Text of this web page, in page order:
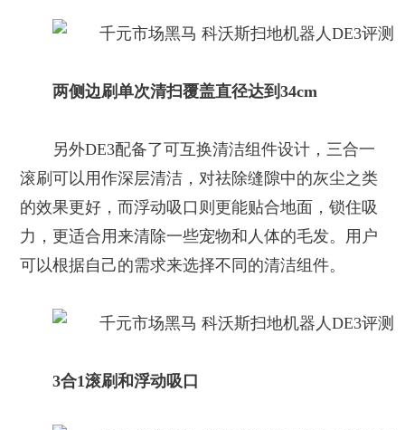
两侧边刷单次清扫覆盖直径达到34cm
另外DE3配备了可互换清洁组件设计，三合一
滚刷可以用作深层清洁，对祛除缝隙中的灰尘之类
的效果更好，而浮动吸口则更能贴合地面，锁住吸
力，更适合用来清除一些宠物和人体的毛发。用户
可以根据自己的需求来选择不同的清洁组件。
3合1滚刷和浮动吸口